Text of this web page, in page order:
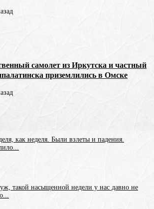
самолет из Иркутска и частный
приземлились в Омске
как неделя. Были взлеты и падения.
такой насыщенной недели у нас давно не